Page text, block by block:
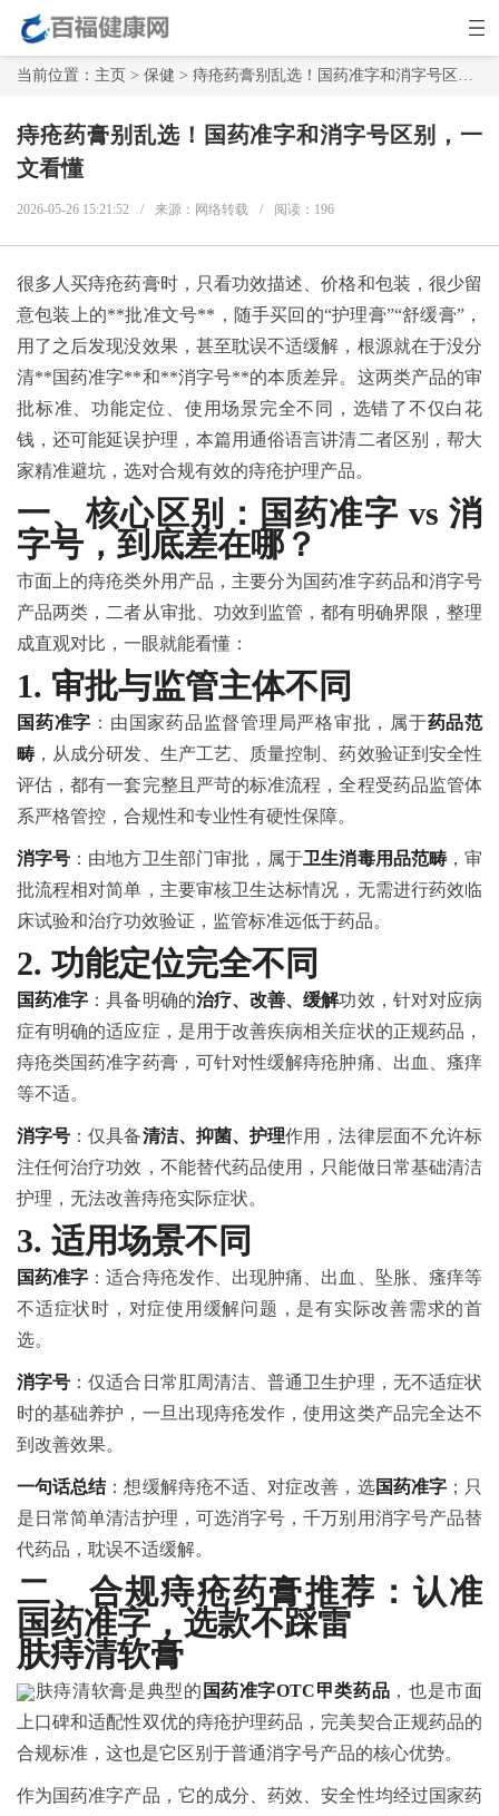
当前位置： 主页 > 保健 > 痔疮药膏别乱选！国药准字和消字号区别，一文看懂
痔疮药膏别乱选！国药准字和消字号区别，一
文看懂
2026-05-26 15:21:52 / 来源：网络转载 / 阅读： 196
很多人买痔疮药膏时，只看功效描述、价格和包装，很少留
意包装上的**批准文号**，随手买回的“护理膏”“舒缓膏”，
用了之后发现没效果，甚至耽误不适缓解，根源就在于没分
清**国药准字**和**消字号**的本质差异。这两类产品的审
批标准、功能定位、使用场景完全不同，选错了不仅白花
钱，还可能延误护理，本篇用通俗语言讲清二者区别，帮大
家精准避坑，选对合规有效的痔疮护理产品。
一、核心区别：国药准字 vs 消
字号，到底差在哪？
市面上的痔疮类外用产品，主要分为国药准字药品和消字号
产品两类，二者从审批、功效到监管，都有明确界限，整理
成直观对比，一眼就能看懂：
1. 审批与监管主体不同
国药准字 ：由国家药品监督管理局严格审批，属于药品范
畴 ，从成分研发、生产工艺、质量控制、药效验证到安全性
评估，都有一套完整且严苛的标准流程，全程受药品监管体
系严格管控，合规性和专业性有硬性保障。
消字号 ：由地方卫生部门审批，属于卫生消毒用品范畴，审
批流程相对简单，主要审核卫生达标情况，无需进行药效临
床试验和治疗功效验证，监管标准远低于药品。
2. 功能定位完全不同
国药准字 ：具备明确的治疗、改善、缓解功效，针对对应病
症有明确的适应症，是用于改善疾病相关症状的正规药品，
痔疮类国药准字药膏，可针对性缓解痔疮肿痛、出血、瘙痒
等不适。
消字号 ：仅具备清洁、抑菌、护理作用，法律层面不允许标
注任何治疗功效，不能替代药品使用，只能做日常基础清洁
护理，无法改善痔疮实际症状。
3. 适用场景不同
国药准字 ：适合痔疮发作、出现肿痛、出血、坠胀、瘙痒等
不适症状时，对症使用缓解问题，是有实际改善需求的首
选。
消字号 ：仅适合日常肛周清洁、普通卫生护理，无不适症状
时的基础养护，一旦出现痔疮发作，使用这类产品完全达不
到改善效果。
一句话总结：想缓解痔疮不适、对症改善，选国药准字；只
是日常简单清洁护理，可选消字号，千万别用消字号产品替
代药品，耽误不适缓解。
二、合规痔疮药膏推荐：认准
国药准字，选款不踩雷
肤痔清软膏
肤痔清软膏是典型的 国药准字OTC甲类药品 ，也是市面
上口碑和适配性双优的痔疮护理药品，完美契合正规药品的
合规标准，这也是它区别于普通消字号产品的核心优势。
作为国药准字产品，它的成分、药效、安全性均经过国家药